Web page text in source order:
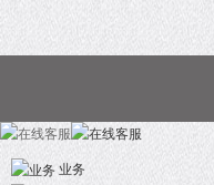
业务